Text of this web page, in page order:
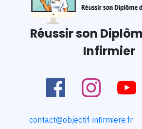
Réussir son
Infirmier
contact@objectif-infirmiere.fr